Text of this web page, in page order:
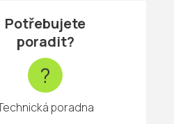
Potřebujete
poradit?
?
poradna